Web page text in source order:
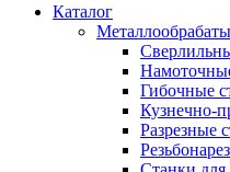
Каталог
Гибочные
Кузнечно-
Разрезные